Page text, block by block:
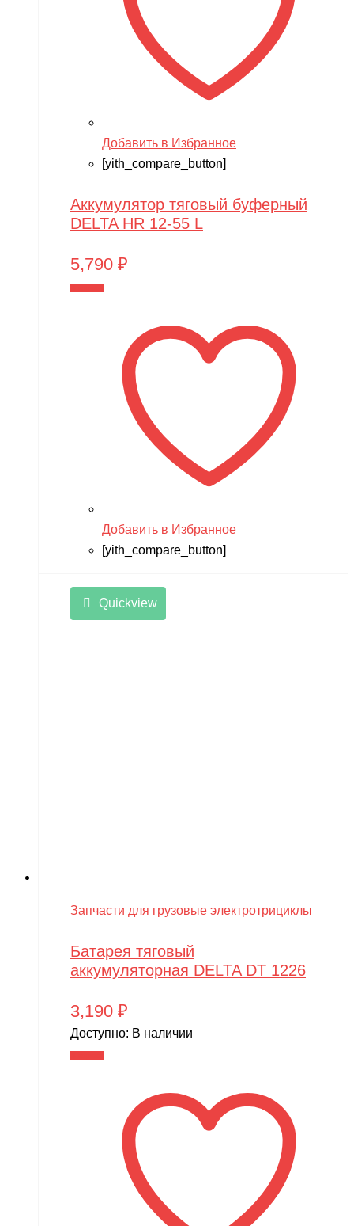
Добавить в Избранное
[yith_compare_button]
Аккумулятор тяговый буферный
DELTA HR 12-55 L
5,790 ₽
Добавить в Избранное
[yith_compare_button]
Quickview
Запчасти для грузовые электротрициклы
Батарея тяговый
аккумуляторная DELTA DT 1226
3,190 ₽
Доступно: В наличии